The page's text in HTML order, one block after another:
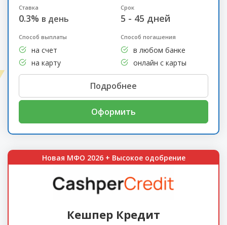
Ставка
0.3% в день
Срок
5 - 45 дней
Способ выплаты
на счет
на карту
Способ погашения
в любом банке
онлайн с карты
Подробнее
Оформить
Новая МФО 2026 + Высокое одобрение
Кешпер Кредит